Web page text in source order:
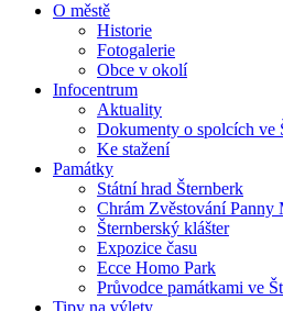
O městě
Historie
Fotogalerie
Obce v okolí
Infocentrum
Aktuality
Dokumenty o spolcích ve
Ke stažení
Památky
Státní hrad Šternberk
Chrám Zvěstování Panny
Šternberský klášter
Expozice času
Ecce Homo Park
Průvodce památkami ve
Tipy na výlety